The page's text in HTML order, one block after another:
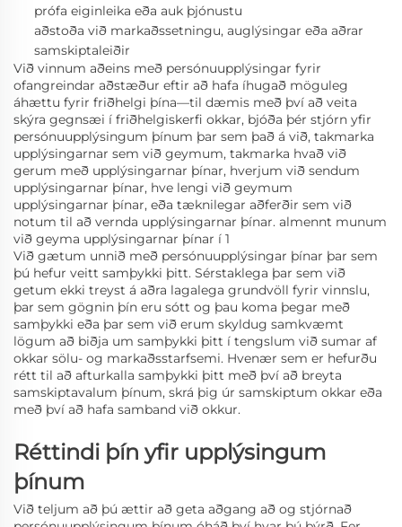
prófa eiginleika eða auk þjónustu
aðstoða við markaðssetningu, auglýsingar eða aðrar
samskiptaleiðir
Við vinnum aðeins með persónuupplýsingar fyrir
ofangreindar aðstæður eftir að hafa íhugað möguleg
áhættu fyrir friðhelgi þína—til dæmis með því að veita
skýra gegnsæi í friðhelgiskerfi okkar, bjóða þér stjórn yfir
persónuupplýsingum þínum þar sem það á við, takmarka
upplýsingarnar sem við geymum, takmarka hvað við
gerum með upplýsingarnar þínar, hverjum við sendum
upplýsingarnar þínar, hve lengi við geymum
upplýsingarnar þínar, eða tæknilegar aðferðir sem við
notum til að vernda upplýsingarnar þínar. almennt munum
við geyma upplýsingarnar þínar í 1
Við gætum unnið með persónuupplýsingar þínar þar sem
þú hefur veitt samþykki þitt. Sérstaklega þar sem við
getum ekki treyst á aðra lagalega grundvöll fyrir vinnslu,
þar sem gögnin þín eru sótt og þau koma þegar með
samþykki eða þar sem við erum skyldug samkvæmt
lögum að biðja um samþykki þitt í tengslum við sumar af
okkar sölu- og markaðsstarfsemi. Hvenær sem er hefurðu
rétt til að afturkalla samþykki þitt með því að breyta
samskiptavalum þínum, skrá þig úr samskiptum okkar eða
með því að hafa samband við okkur.
Réttindi þín yfir upplýsingum
þínum
Við teljum að þú ættir að geta aðgang að og stjórnað